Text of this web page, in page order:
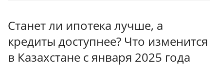
Станет ли ипотека лучше, а
кредиты доступнее? Что изменится
в Казахстане с января 2025 года